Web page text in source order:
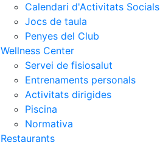
Calendari d'Activitats Socials
Jocs de taula
Penyes del Club
Wellness Center
Servei de fisiosalut
Entrenaments personals
Activitats dirigides
Piscina
Normativa
Restaurants